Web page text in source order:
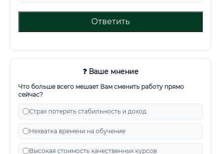
Ответить
❓ Ваше мнение
Что больше всего мешает Вам сменить работу прямо
сейчас?
Страх потерять стабильность и доход
Нехватка времени на обучение
Высокая стоимость качественных курсов